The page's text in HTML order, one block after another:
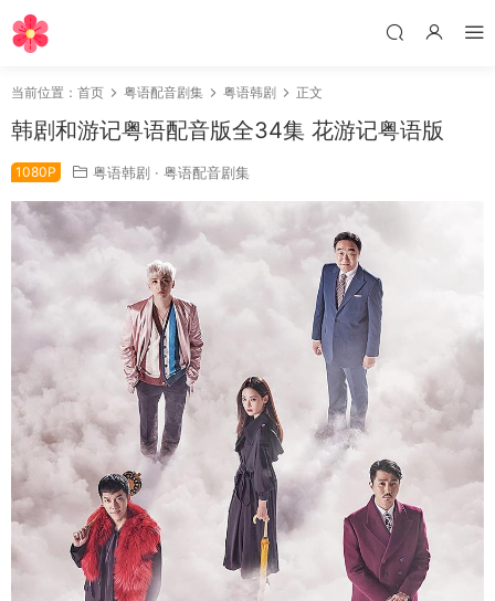
当前位置： 首页 粤语配音剧集 粤语韩剧 正文
韩剧和游记粤语配音版全34集 花游记粤语版
1080P 粤语韩剧 · 粤语配音剧集